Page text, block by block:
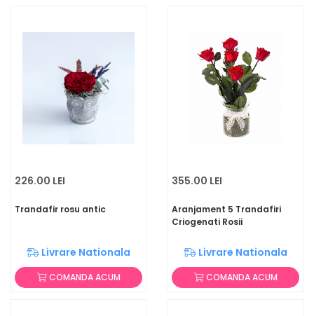
226.00 LEI
Trandafir rosu antic
Livrare Nationala
COMANDA ACUM
355.00 LEI
Aranjament 5 Trandafiri
Criogenati Rosii
Livrare Nationala
COMANDA ACUM